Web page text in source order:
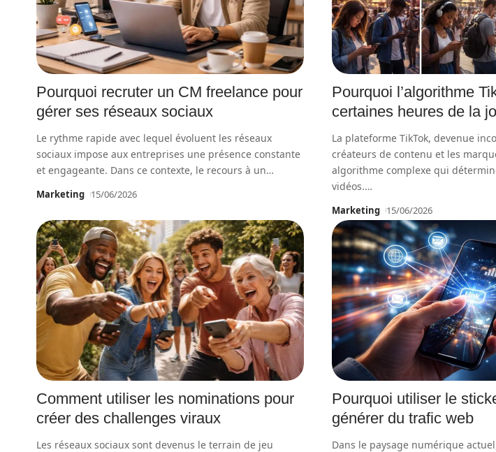
Pourquoi recruter un CM freelance pour
gérer ses réseaux sociaux
Le rythme rapide avec lequel évoluent les réseaux
sociaux impose aux entreprises une présence constante
et engageante. Dans ce contexte, le recours à un…
Marketing 15/06/2026
Pourquoi l’algorithme
certaines heures de la
La plateforme TikTok, devenue
créateurs de contenu et les
algorithme complexe qui
vidéos.…
Marketing 15/06/2026
Comment utiliser les nominations pour
créer des challenges viraux
Les réseaux sociaux sont devenus le terrain de jeu
Pourquoi utiliser le
générer du trafic web
Dans le paysage numérique